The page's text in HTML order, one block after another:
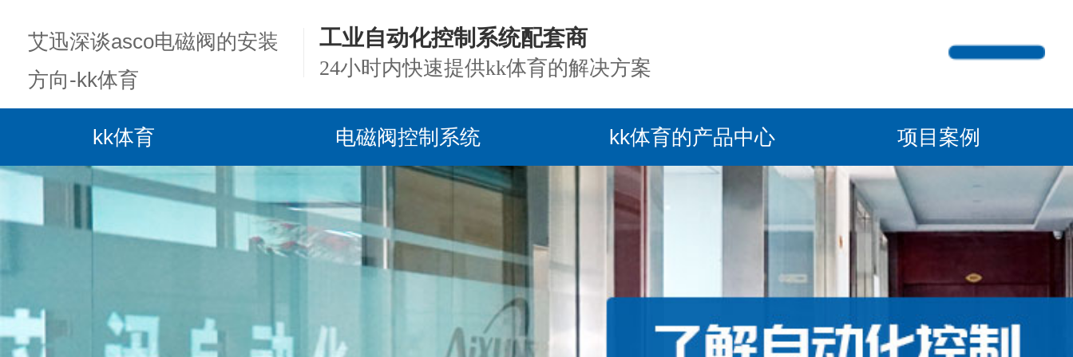
艾迅深谈asco电磁阀的安装
方向-kk体育
工业自动化控制系统配套商
24小时内快速提供kk体育的解决方案
kk体育 电磁阀控制系统 kk体育的产品中心 项目案例